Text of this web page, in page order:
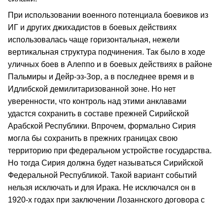
При использовании военного потенциала боевиков из
ИГ и других джихадистов в боевых действиях
использовалась чаще горизонтальная, нежели
вертикальная структура подчинения. Так было в ходе
уличных боев в Алеппо и в боевых действиях в районе
Пальмиры и Дейр‑эз‑Зор, а в последнее время и в
Идлибской демилитаризованной зоне. Но нет
уверенности, что контроль над этими анклавами
удастся сохранить в составе прежней Сирийской
Арабской Республики. Впрочем, формально Сирия
могла бы сохранить в прежних границах свою
территорию при федеральном устройстве государства.
Но тогда Сирия должна будет называться Сирийской
Федеральной Республикой. Такой вариант событий
нельзя исключать и для Ирака. Не исключался он в
1920‑х годах при заключении Лозаннского договора с